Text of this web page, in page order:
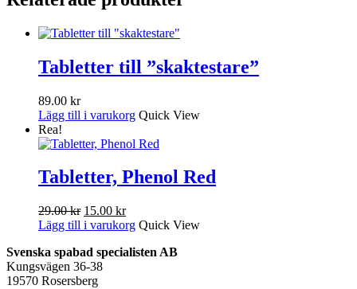
Tabletter till ”skaktestare”
89.00 kr
Lägg till i varukorg Quick View
Rea!
Tabletter, Phenol Red
29.00kr Det
ursprungliga
var:
29.00 kr.
15.00 krDet
nuvarande
är:
Lägg till i varukorg Quick View
Svenska spabad specialisten AB
Kungsvägen 36-38
19570 Rosersberg